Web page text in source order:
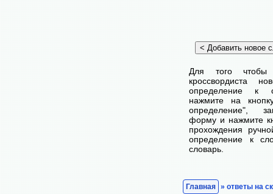
Для того чтобы
кроссвордиста
определение к
нажмите на
определение",
форму и нажмите
прохождения
определение к
словарь.
Главная » ответы на